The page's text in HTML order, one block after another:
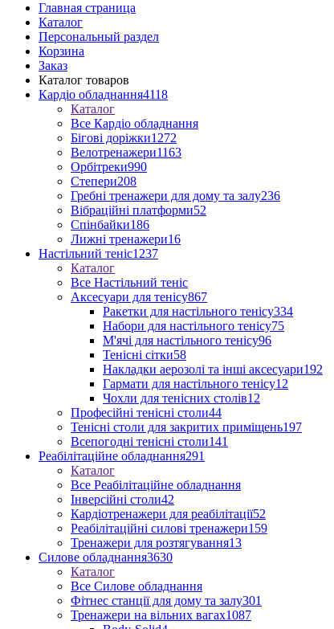
Главная страница
Каталог
Персональный раздел
Корзина
Заказ
Каталог товаров
Кардіо обладнання4118
Каталог
Все Кардіо обладнання
Бігові доріжки1272
Велотренажери1163
Орбітреки990
Степери208
Гребні тренажери для дому та залу236
Вібраційні платформи52
Спінбайки186
Лижні тренажери16
Настільний теніс1237
Каталог
Все Настільний теніс
Аксесуари для тенісу867
Ракетки для настільного тенісу334
Набори для настільного тенісу75
М'ячі для настільного тенісу96
Тенісні сітки58
Накладки аерозолі та інші аксесуари192
Гармати для настільного тенісу12
Чохли для тенісних столів12
Професійні тенісні столи44
Тенісні столи для закритих приміщень197
Всепогодні тенісні столи141
Реабілітаційне обладнання291
Каталог
Все Реабілітаційне обладнання
Інверсійні столи42
Кардіотренажери для реабілітації52
Реабілітаційні силові тренажери159
Тренажери для розтягування13
Силове обладнання3630
Каталог
Все Силове обладнання
Фітнес станції для дому та залу301
Тренажери на вільних вагах1087